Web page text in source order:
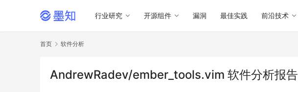
行业研究 开源组件 漏洞 最佳实践 前沿技术
首页 软件分析
AndrewRadev/ember_tools.vim 软件分析报告